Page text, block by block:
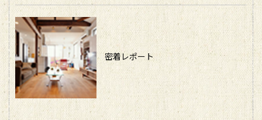
密着レポート